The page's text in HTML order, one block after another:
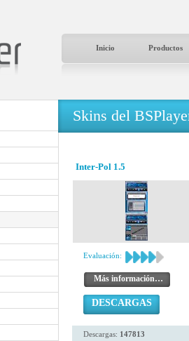
Inicio Productos
Skins del
Inter-Pol 1.5
Evaluación:
Más información…
DESCARGAS
Descargas: 147813